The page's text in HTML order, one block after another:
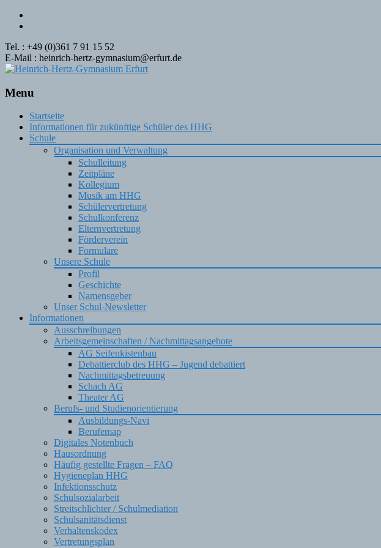
Tel. : +49 (0)361 7 91 15 52
E-Mail : heinrich-hertz-gymnasium@erfurt.de
Menu
Skip
content
Startseite
Informationen für zukünftige Schüler des HHG
Schule
Organisation und Verwaltung
Schulleitung
Zeitpläne
Kollegium
Musik am HHG
Schülervertretung
Schulkonferenz
Elternvertretung
Förderverein
Formulare
Unsere Schule
Profil
Geschichte
Namensgeber
Unser Schul-Newsletter
Informationen
Ausschreibungen
Arbeitsgemeinschaften / Nachmittagsangebote
AG Seifenkistenbau
Debattierclub des HHG – Jugend debattiert
Nachmittagsbetreuung
Schach AG
Theater AG
Berufs- und Studienorientierung
Ausbildungs-Navi
Berufemap
Digitales Notenbuch
Hausordnung
Häufig gestellte Fragen – FAQ
Hygieneplan HHG
Infektionsschutz
Schulsozialarbeit
Streitschlichter / Schulmediation
Schulsanitätsdienst
Verhaltenskodex
Vertretungsplan